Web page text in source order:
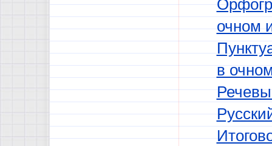
очном
в